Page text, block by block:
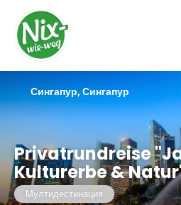
Privatrundreise
Kulturerbe &
Мултидестинация
Сингапур, Сингапур